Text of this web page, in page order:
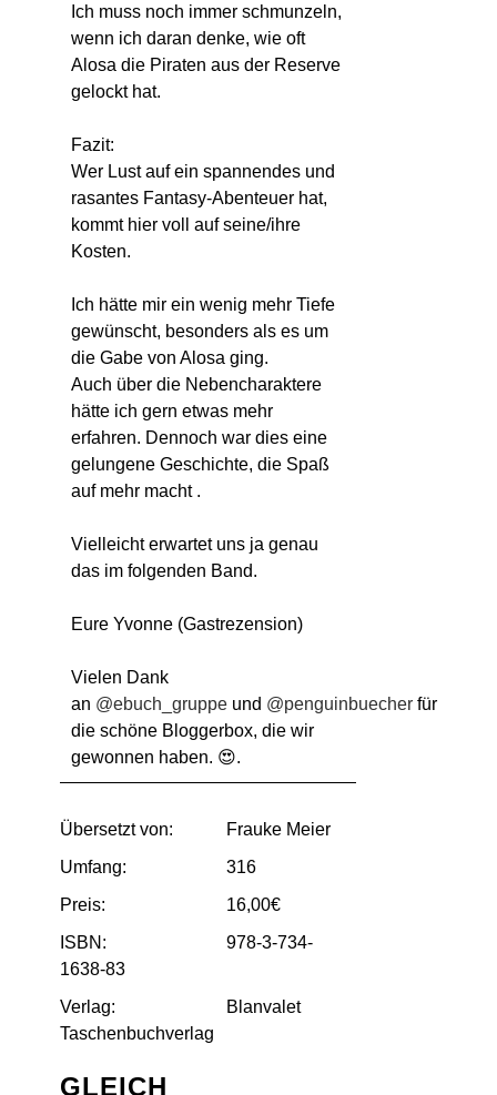
Ich muss noch immer schmunzeln,
wenn ich daran denke, wie oft
Alosa die Piraten aus der Reserve
gelockt hat.
Fazit:
Wer Lust auf ein spannendes und
rasantes Fantasy-Abenteuer hat,
kommt hier voll auf seine/ihre
Kosten.
Ich hätte mir ein wenig mehr Tiefe
gewünscht, besonders als es um
die Gabe von Alosa ging.
Auch über die Nebencharaktere
hätte ich gern etwas mehr
erfahren. Dennoch war dies eine
gelungene Geschichte, die Spaß
auf mehr macht .
Vielleicht erwartet uns ja genau
das im folgenden Band.
Eure Yvonne (Gastrezension)
Vielen Dank
an @ebuch_gruppe und @penguinbuecher für
die schöne Bloggerbox, die wir
gewonnen haben. 😍.
Übersetzt von:
Frauke Meier
Umfang:
316
Preis:
16,00€
ISBN:
978-3-734-
1638-83
Verlag:
Blanvalet
Taschenbuchverlag
GLEICH